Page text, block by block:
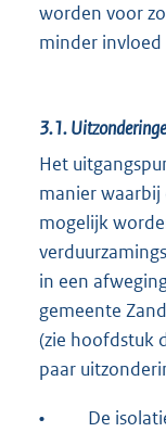
worden voor
minder
3.1.
Het
manier
mogelijk
in een
gemeente
(zie hoofdstuk
paar
•
De